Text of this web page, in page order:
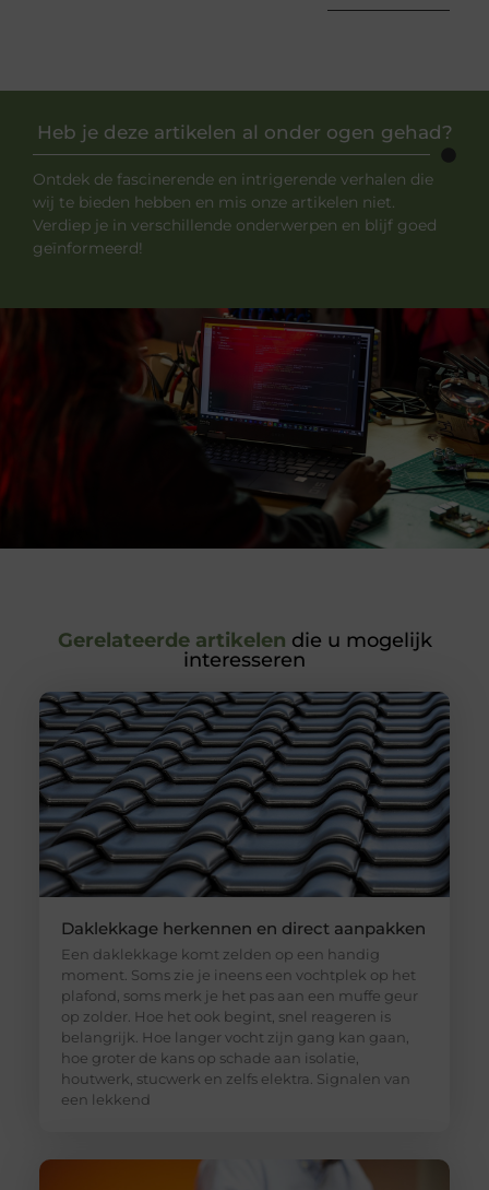
Heb je deze artikelen al onder ogen gehad?
Ontdek de fascinerende en intrigerende verhalen die
wij te bieden hebben en mis onze artikelen niet.
Verdiep je in verschillende onderwerpen en blijf goed
geïnformeerd!
Gerelateerde artikelen die u mogelijk
interesseren
Daklekkage herkennen en direct aanpakken
Een daklekkage komt zelden op een handig
moment. Soms zie je ineens een vochtplek op het
plafond, soms merk je het pas aan een muffe geur
op zolder. Hoe het ook begint, snel reageren is
belangrijk. Hoe langer vocht zijn gang kan gaan,
hoe groter de kans op schade aan isolatie,
houtwerk, stucwerk en zelfs elektra. Signalen van
een lekkend